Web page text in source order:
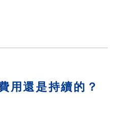
用還是持續的？